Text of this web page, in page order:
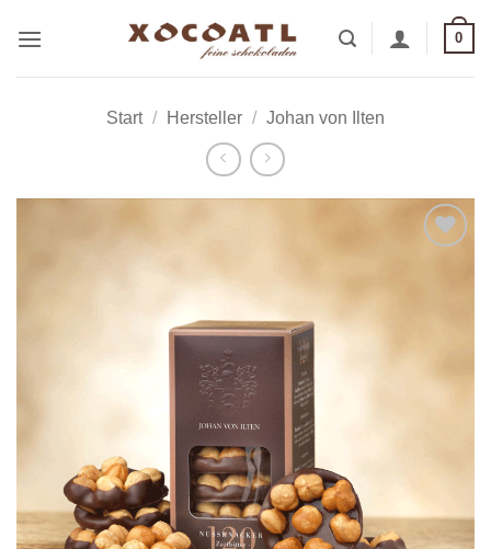
Inhalt
0
Start / Hersteller / Johan von Ilten